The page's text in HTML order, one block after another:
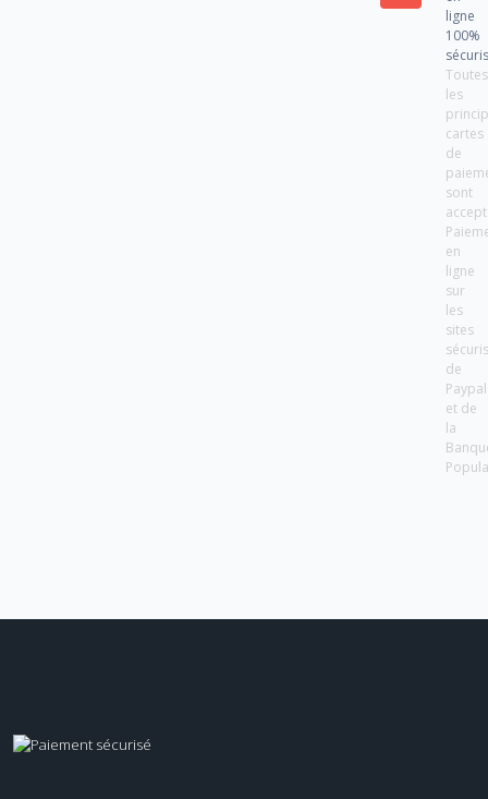
ligne
100%
Toutes
les
cartes
de
sont
en
ligne
sur
les
sites
de
Paypal
et de
la